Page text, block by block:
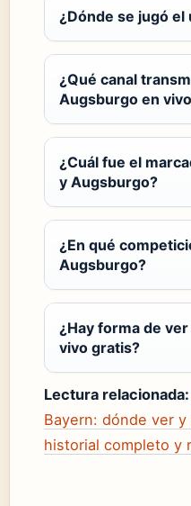
¿Dónde se jugó
¿Qué canal
Augsburgo en
¿Cuál fue el
y Augsburgo?
¿En qué
Augsburgo?
¿Hay forma de
vivo gratis?
Lectura relacionada:
Bayern: dónde ver
historial completo y